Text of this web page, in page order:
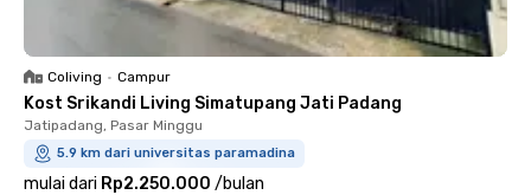
Coliving • Campur
Kost Srikandi Living Simatupang Jati Padang
Jatipadang, Pasar Minggu
5.9 km dari universitas paramadina
mulai dari Rp2.250.000 /bulan